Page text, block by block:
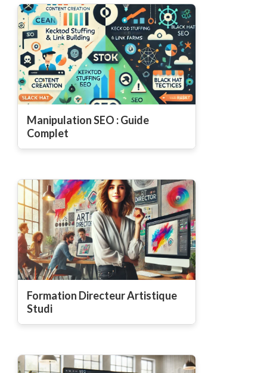
Manipulation SEO : Guide
Complet
Formation Directeur Artistique
Studi